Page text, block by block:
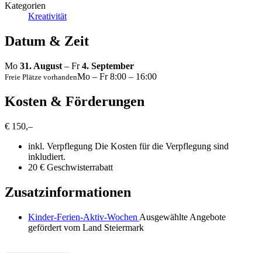
Kategorien
Kreativität
Datum & Zeit
Mo 31. August – Fr4. September
Freie Plätze vorhandenMo – Fr 8:00 – 16:00
Kosten & Förderungen
€ 150,–
inkl. Verpflegung Die Kosten für die Verpflegung sind
inkludiert.
20 € Geschwisterrabatt
Zusatzinformationen
Kinder-Ferien-Aktiv-Wochen Ausgewählte Angebote
gefördert vom Land Steiermark